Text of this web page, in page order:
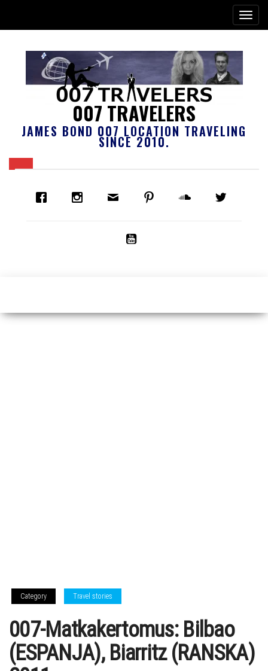
007 TRAVELERS
JAMES BOND 007 LOCATION TRAVELING
SINCE 2010.
Category Travel stories
007-Matkakertomus: Bilbao
(ESPANJA), Biarritz (RANSKA)